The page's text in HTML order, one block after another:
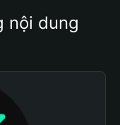
nội dung